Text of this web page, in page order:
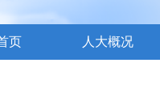
页 人大概况